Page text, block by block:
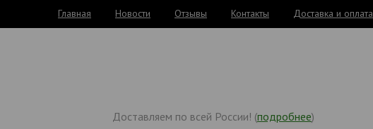
Главная Новости Отзывы Контакты Доставка и оплата
Доставляем по всей России! (подробнее)